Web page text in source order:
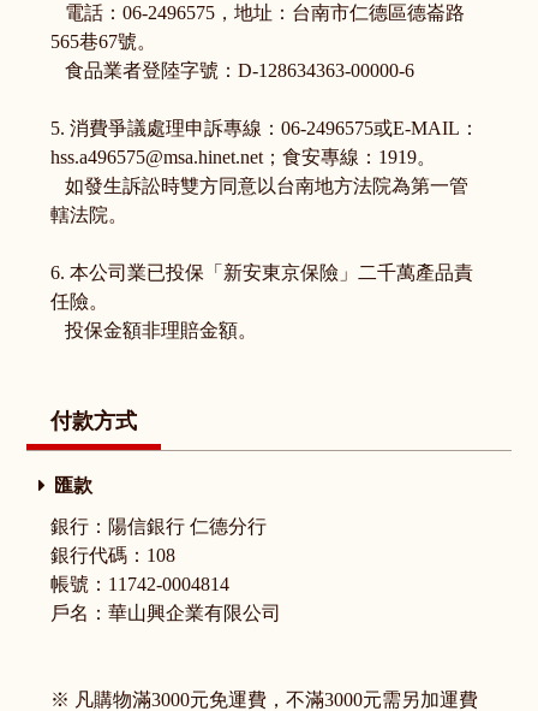
電話：06-2496575，地址：台南市仁德區德崙路
565巷67號。
食品業者登陸字號：D-128634363-00000-6
5. 消費爭議處理申訴專線：06-2496575或E-MAIL：
hss.a496575@msa.hinet.net；食安專線：1919。
如發生訴訟時雙方同意以台南地方法院為第一管
轄法院。
6. 本公司業已投保「新安東京保險」二千萬產品責
任險。
投保金額非理賠金額。
付款方式
匯款
銀行：陽信銀行 仁德分行
銀行代碼：108
帳號：11742-0004814
戶名：華山興企業有限公司
※ 凡購物滿3000元免運費，不滿3000元需另加運費